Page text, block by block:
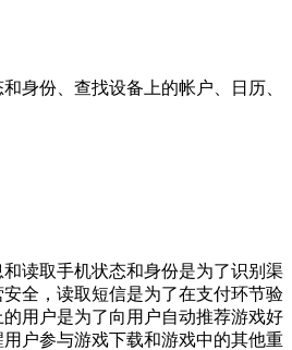
身份、查找设备上的帐户、日历、
读取手机状态和身份是为了识别渠
全，读取短信是为了在支付环节验
用户是为了向用户自动推荐游戏好
户参与游戏下载和游戏中的其他重